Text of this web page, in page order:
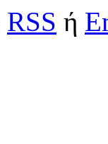
RSS ή